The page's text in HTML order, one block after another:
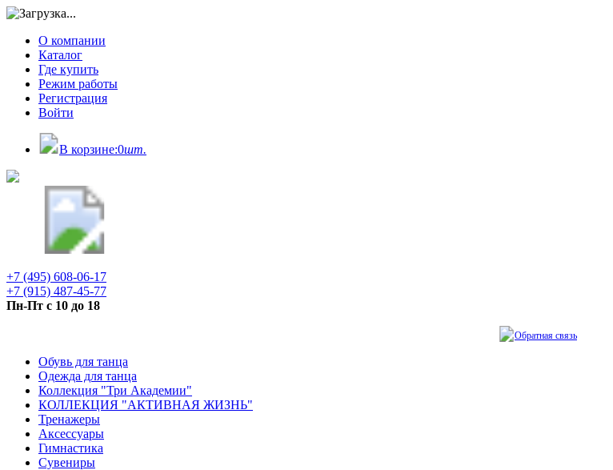
О компании
Каталог
Где купить
Режим работы
Регистрация
Войти
В корзине:0шт.
+7 (495) 608-06-17
+7 (915) 487-45-77
Пн-Пт с 10 до 18
Обратная связь
Обувь для танца
Одежда для танца
Коллекция "Три Академии"
КОЛЛЕКЦИЯ "АКТИВНАЯ ЖИЗНЬ"
Тренажеры
Аксессуары
Гимнастика
Сувениры